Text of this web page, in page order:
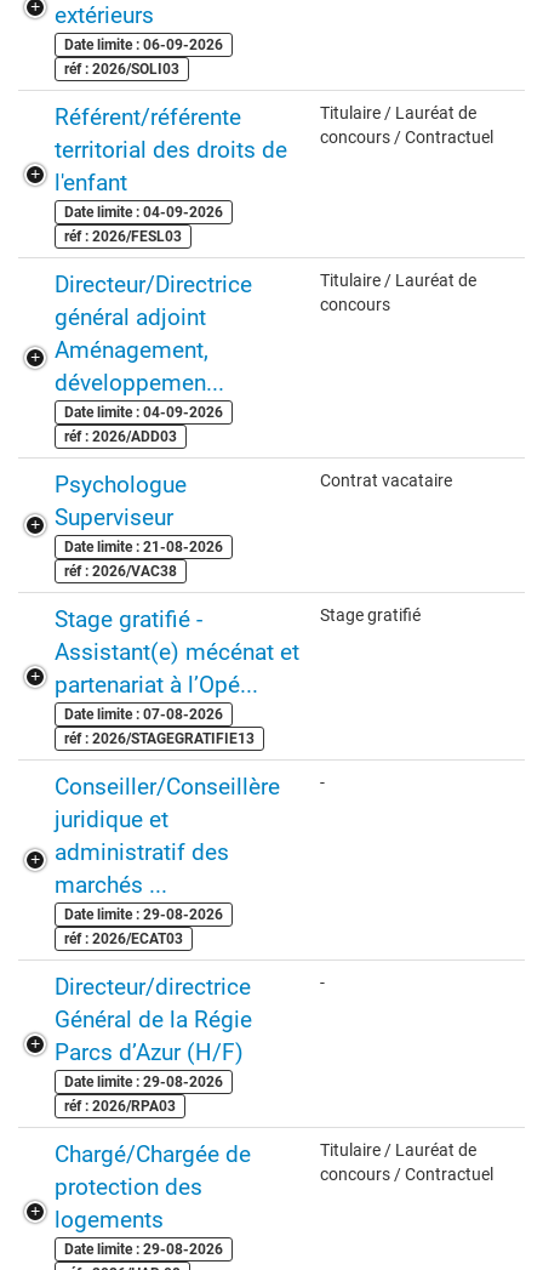
extérieurs
Date limite : 06-09-2026
réf : 2026/SOLI03
Référent/référente
territorial des droits de
l'enfant
Date limite : 04-09-2026
réf : 2026/FESL03
Titulaire / Lauréat de
concours / Contractuel
Directeur/Directrice
général adjoint
Aménagement,
développemen...
Date limite : 04-09-2026
réf : 2026/ADD03
Titulaire / Lauréat de
concours
Psychologue
Superviseur
Date limite : 21-08-2026
réf : 2026/VAC38
Contrat vacataire
Stage gratifié -
Assistant(e) mécénat et
partenariat à l’Opé...
Date limite : 07-08-2026
réf : 2026/STAGEGRATIFIE13
Stage gratifié
Conseiller/Conseillère
juridique et
administratif des
marchés ...
Date limite : 29-08-2026
réf : 2026/ECAT03
-
Directeur/directrice
Général de la Régie
Parcs d’Azur (H/F)
Date limite : 29-08-2026
réf : 2026/RPA03
-
Chargé/Chargée de
protection des
logements
Date limite : 29-08-2026
Titulaire / Lauréat de
concours / Contractuel